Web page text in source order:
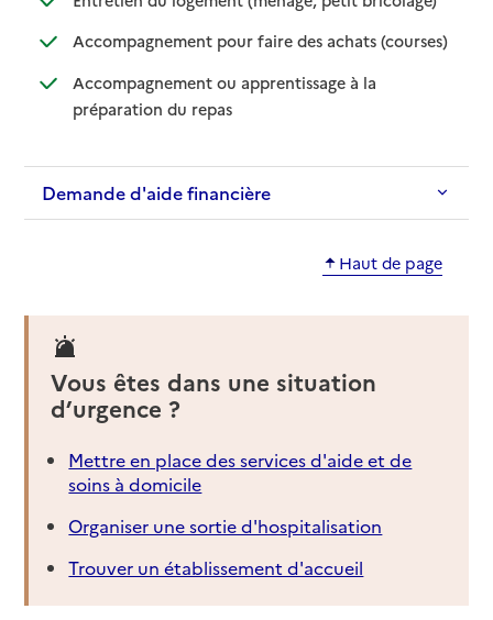
Accompagnement pour faire des achats (courses)
:
: non
Accompagnement ou apprentissage à la
préparation du repas: disponible
: non disponible
Demande d'aide financière
Haut de page
Vous êtes dans une situation
d’urgence ?
Mettre en place des services d'aide et de
soins à domicile
Organiser une sortie d'hospitalisation
Trouver un établissement d'accueil